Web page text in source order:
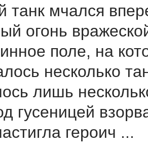
танк мчался
огонь
поле, на
несколько
лишь
гусеницей
героич ...